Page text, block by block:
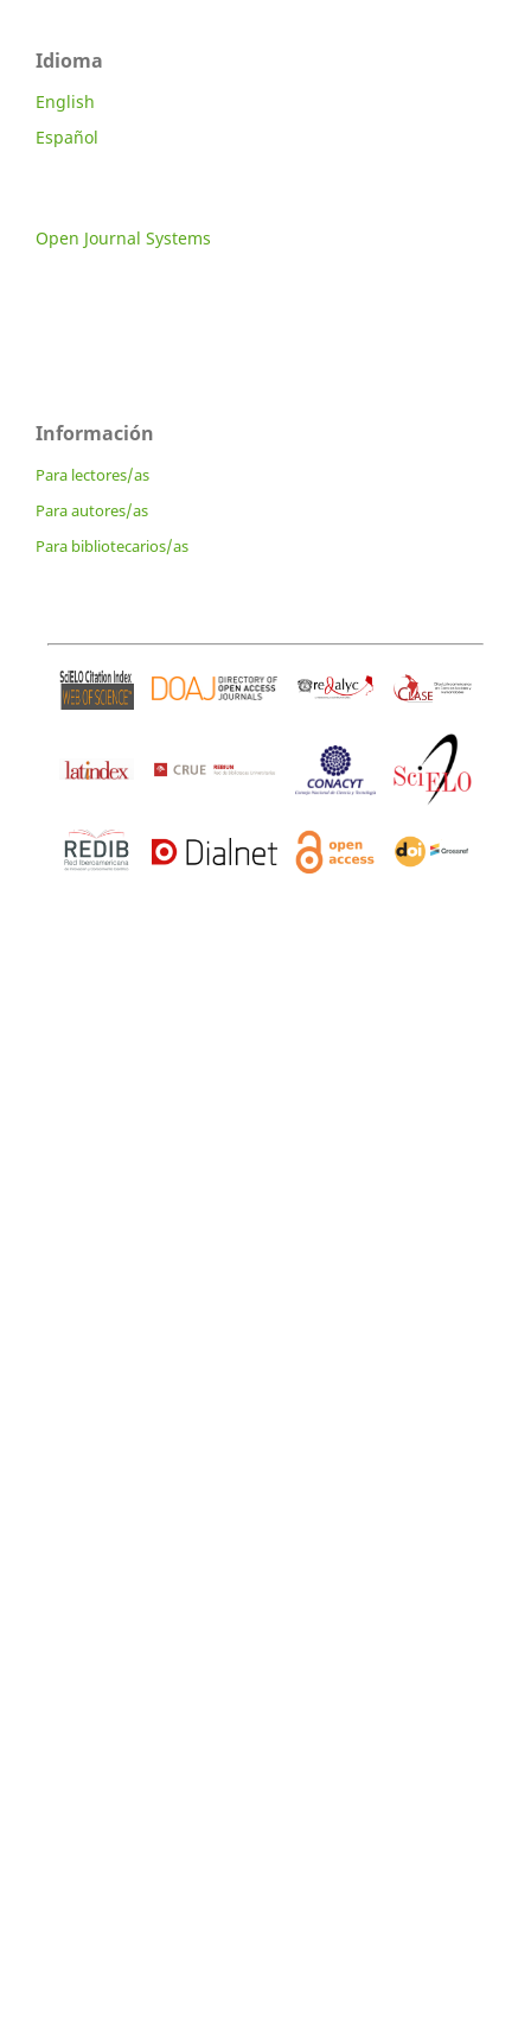
Idioma
English
Español
Open Journal Systems
Información
Para lectores/as
Para autores/as
Para bibliotecarios/as